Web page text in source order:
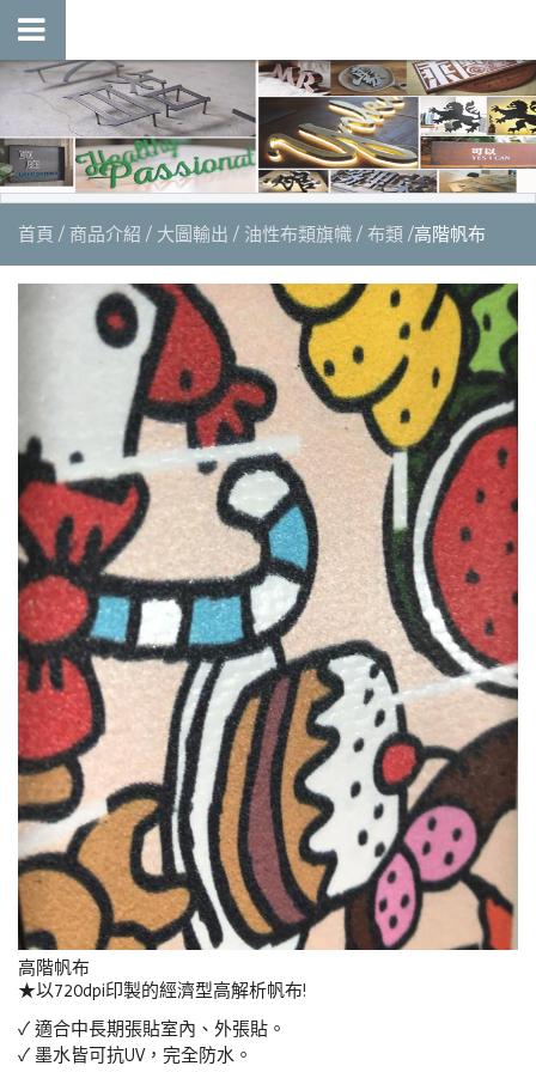
首頁 商品介紹 大圖輸出 油性布類旗幟 布類 高階帆布
高階帆布
★以720dpi印製的經濟型高解析帆布!
✓ 適合中長期張貼室內、外張貼。
✓ 墨水皆可抗UV，完全防水。